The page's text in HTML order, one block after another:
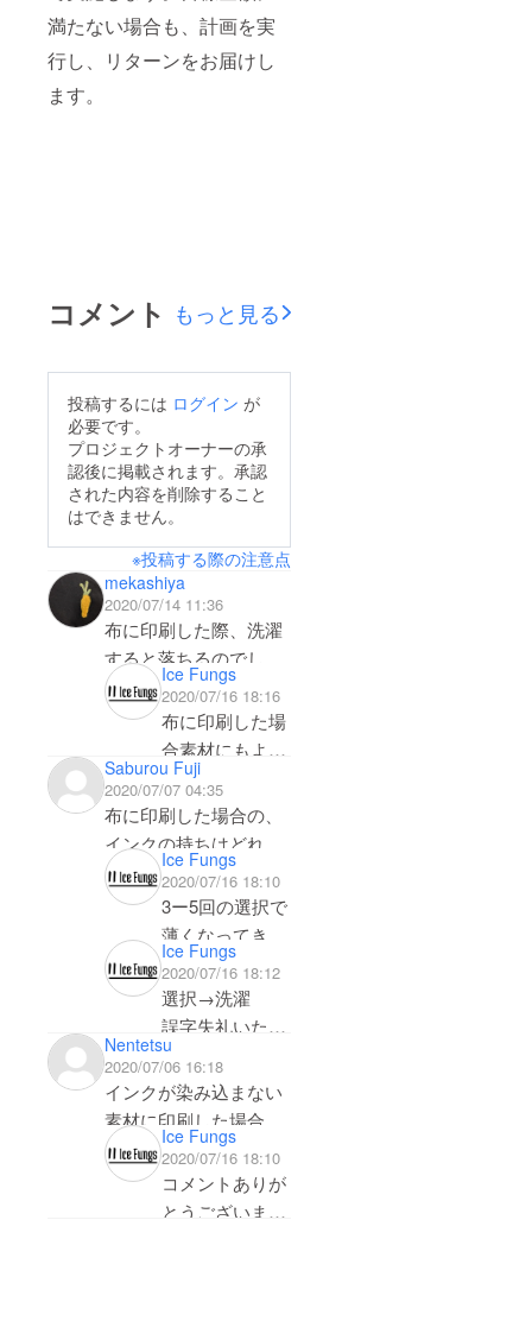
満たない場合も、計画を実
行し、リターンをお届けし
ます。
コメント もっと見る
投稿するには ログイン が
必要です。
プロジェクトオーナーの承
認後に掲載されます。承認
された内容を削除すること
はできません。
※投稿する際の注意点
mekashiya
2020/07/14 11:36
布に印刷した際、洗濯
すると落ちるのでしょ
うか？
肌に印刷した際、１度
の洗浄で落ちますか？
ガラス金属に印刷した
場合は、洗った際はど
うなりますか？
Ice Fungs
2020/07/16 18:16
布に印刷した場
合素材にもより
ますが何回か洗
濯していると、
落ちる場合があ
ります。肌に印
刷した際、2、3
度洗浄軽く洗浄
しないといけな
いかもしれませ
ん。ガラスに印
刷してもスポン
ジなどで擦るま
では落ちませ
ん。
Saburou Fuji
2020/07/07 04:35
布に印刷した場合の、
インクの持ちはどれく
らいでしょうか？
Ice Fungs
2020/07/16 18:10
3ー5回の選択で
薄くなってきま
す。
Ice Fungs
2020/07/16 18:12
選択→洗濯
誤字失礼いたし
ました。
Nentetsu
2020/07/06 16:18
インクが染み込まない
素材に印刷した場合
は、どれくらいの耐久
性がありますか。ま
た、アルコールなどで
Ice Fungs
2020/07/16 18:10
コメントありが
とうございま